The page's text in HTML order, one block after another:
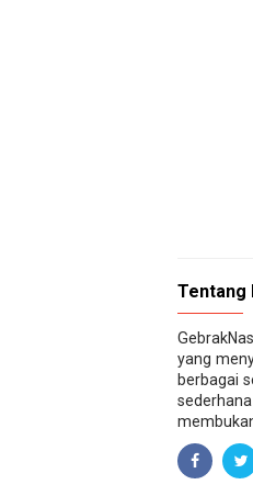
Tentang
yang
berbagai